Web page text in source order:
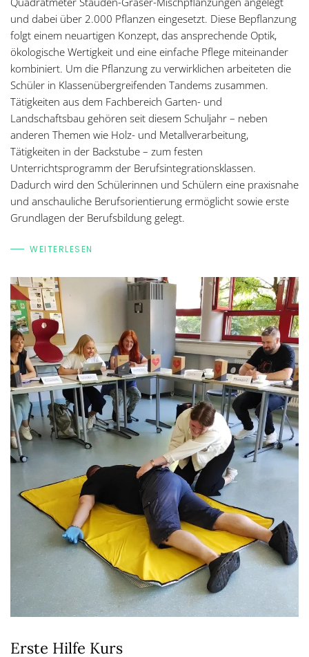
und dabei über 2.000 Pflanzen eingesetzt. Diese Bepflanzung
folgt einem neuartigen Konzept, das ansprechende Optik,
ökologische Wertigkeit und eine einfache Pflege miteinander
kombiniert. Um die Pflanzung zu verwirklichen arbeiteten die
Schüler in Klassenübergreifenden Tandems zusammen.
Tätigkeiten aus dem Fachbereich Garten- und
Landschaftsbau gehören seit diesem Schuljahr – neben
anderen Themen wie Holz- und Metallverarbeitung,
Tätigkeiten in der Backstube – zum festen
Unterrichtsprogramm der Berufsintegrationsklassen.
Dadurch wird den Schülerinnen und Schülern eine praxisnahe
und anschauliche Berufsorientierung ermöglicht sowie erste
Grundlagen der Berufsbildung gelegt.
WEITERLESEN
Erste Hilfe Kurs